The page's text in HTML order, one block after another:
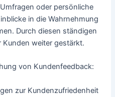
oder persönliche
in die Wahrnehmung
Durch diesen ständigen
Kunden weiter gestärkt.
von Kundenfeedback:
zur Kundenzufriedenheit